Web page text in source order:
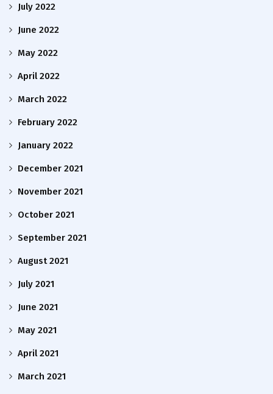
July 2022
June 2022
May 2022
April 2022
March 2022
February 2022
January 2022
December 2021
November 2021
October 2021
September 2021
August 2021
July 2021
June 2021
May 2021
April 2021
March 2021